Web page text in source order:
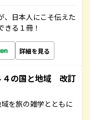
、日本人にこそ伝えた
る１冊！
詳細を見る
の国と地域 改訂
を旅の雑学とともに